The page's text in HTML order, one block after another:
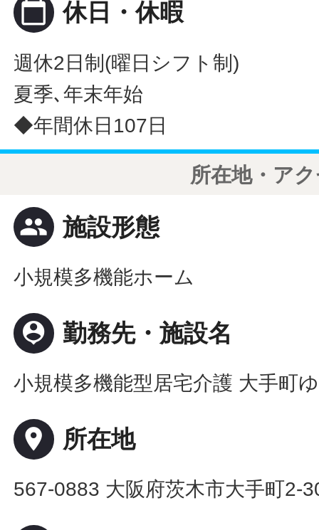
calendar_today 休日・休暇
週休2日制(曜日シフト制)
夏季､年末年始
◆年間休日107日
所在地・ア
people 施設形態
小規模多機能ホーム
person_pin 勤務先・施設名
小規模多機能型居宅介護 大手町
place 所在地
567-0883 大阪府茨木市大手町2-